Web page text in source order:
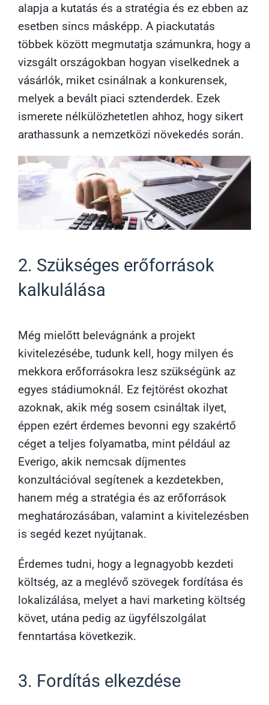
alapja a kutatás és a stratégia és ez ebben az
esetben sincs másképp. A piackutatás
többek között megmutatja számunkra, hogy a
vizsgált országokban hogyan viselkednek a
vásárlók, miket csinálnak a konkurensek,
melyek a bevált piaci sztenderdek. Ezek
ismerete nélkülözhetetlen ahhoz, hogy sikert
arathassunk a nemzetközi növekedés során.
2. Szükséges erőforrások
kalkulálása
Még mielőtt belevágnánk a projekt
kivitelezésébe, tudunk kell, hogy milyen és
mekkora erőforrásokra lesz szükségünk az
egyes stádiumoknál. Ez fejtörést okozhat
azoknak, akik még sosem csináltak ilyet,
éppen ezért érdemes bevonni egy szakértő
céget a teljes folyamatba, mint például az
Everigo, akik nemcsak díjmentes
konzultációval segítenek a kezdetekben,
hanem még a stratégia és az erőforrások
meghatározásában, valamint a kivitelezésben
is segéd kezet nyújtanak.
Érdemes tudni, hogy a legnagyobb kezdeti
költség, az a meglévő szövegek fordítása és
lokalizálása, melyet a havi marketing költség
követ, utána pedig az ügyfélszolgálat
fenntartása következik.
3. Fordítás elkezdése